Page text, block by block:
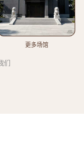
更多场馆
们